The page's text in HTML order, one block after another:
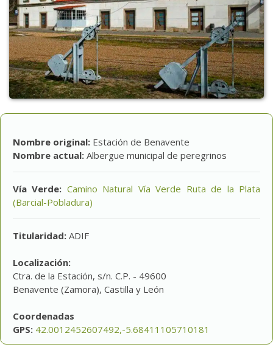
Nombre original: Estación de Benavente
Nombre actual: Albergue municipal de peregrinos
Vía Verde: Camino Natural Vía Verde Ruta de la Plata
(Barcial-Pobladura)
Titularidad: ADIF
Localización:
Ctra. de la Estación, s/n. C.P. - 49600
Benavente (Zamora), Castilla y León
Coordenadas
GPS: 42.0012452607492,-5.68411105710181